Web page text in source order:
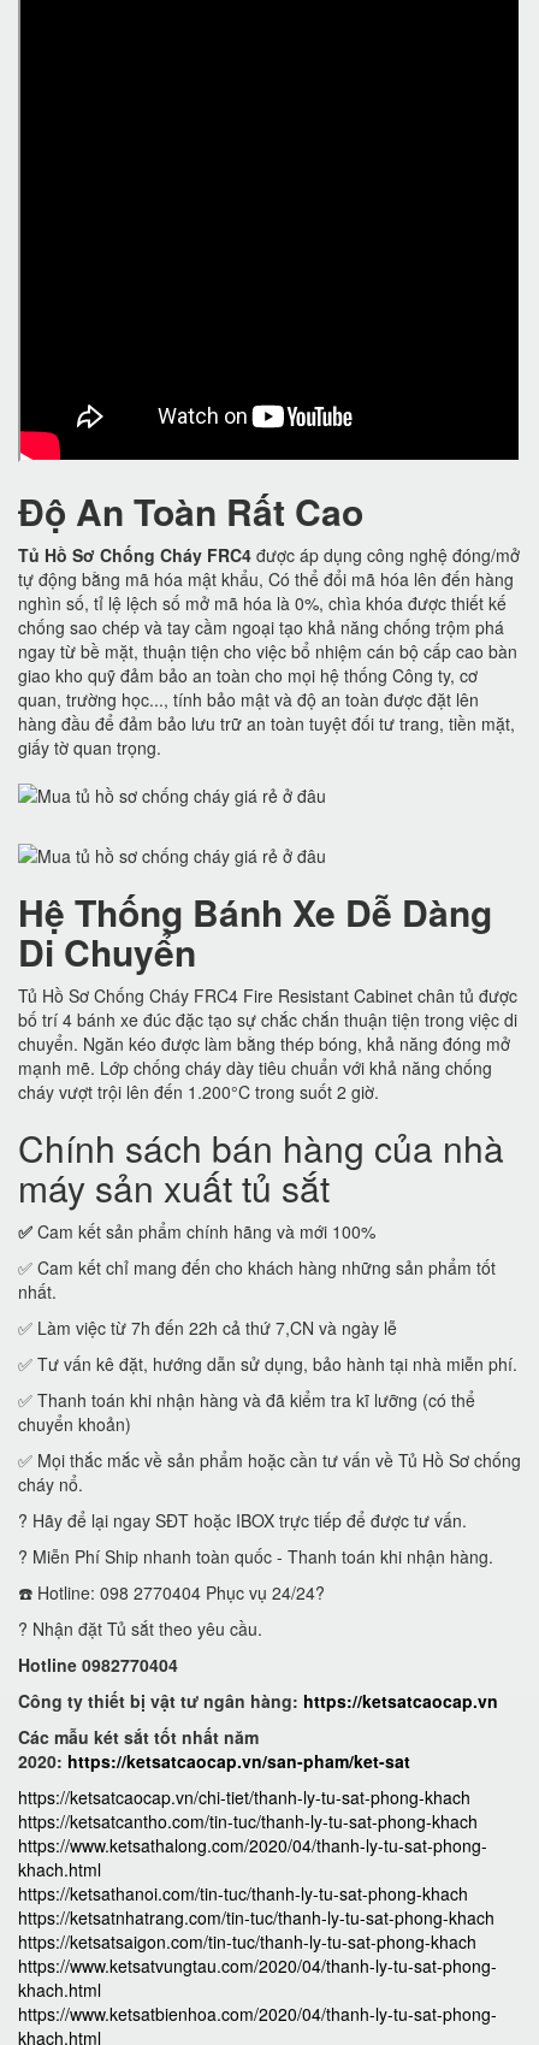
Độ An Toàn Rất Cao
Tủ Hồ Sơ Chống Cháy FRC4 được áp dụng công nghệ đóng/mở
tự động bằng mã hóa mật khẩu, Có thể đổi mã hóa lên đến hàng
nghìn số, tỉ lệ lệch số mở mã hóa là 0%, chìa khóa được thiết kế
chống sao chép và tay cầm ngoại tạo khả năng chống trộm phá
ngay từ bề mặt, thuận tiện cho việc bổ nhiệm cán bộ cấp cao bàn
giao kho quỹ đảm bảo an toàn cho mọi hệ thống Công ty, cơ
quan, trường học..., tính bảo mật và độ an toàn được đặt lên
hàng đầu để đảm bảo lưu trữ an toàn tuyệt đối tư trang, tiền mặt,
giấy tờ quan trọng.
Hệ Thống Bánh Xe Dễ Dàng
Di Chuyển
Tủ Hồ Sơ Chống Cháy FRC4 Fire Resistant Cabinet chân tủ được
bố trí 4 bánh xe đúc đặc tạo sự chắc chắn thuận tiện trong việc di
chuyển. Ngăn kéo được làm bằng thép bóng, khả năng đóng mở
mạnh mẽ. Lớp chống cháy dày tiêu chuẩn với khả năng chống
cháy vượt trội lên đến 1.200°C trong suốt 2 giờ.
Chính sách bán hàng của nhà
máy sản xuất tủ sắt
✅ Cam kết sản phẩm chính hãng và mới 100%
✅ Cam kết chỉ mang đến cho khách hàng những sản phẩm tốt
nhất.
✅ Làm việc từ 7h đến 22h cả thứ 7,CN và ngày lễ
✅ Tư vấn kê đặt, hướng dẫn sử dụng, bảo hành tại nhà miễn phí.
✅ Thanh toán khi nhận hàng và đã kiểm tra kĩ lưỡng (có thể
chuyển khoản)
✅ Mọi thắc mắc về sản phẩm hoặc cần tư vấn về Tủ Hồ Sơ chống
cháy nổ.
? Hãy để lại ngay SĐT hoặc IBOX trực tiếp để được tư vấn.
? Miễn Phí Ship nhanh toàn quốc - Thanh toán khi nhận hàng.
☎️ Hotline: 098 2770404 Phục vụ 24/24?
? Nhận đặt Tủ sắt theo yêu cầu.
Hotline 0982770404
Công ty thiết bị vật tư ngân hàng: https://ketsatcaocap.vn
Các mẫu két sắt tốt nhất năm
2020: https://ketsatcaocap.vn/san-pham/ket-sat
https://ketsatcaocap.vn/chi-tiet/thanh-ly-tu-sat-phong-khach
https://ketsatcantho.com/tin-tuc/thanh-ly-tu-sat-phong-khach
https://www.ketsathalong.com/2020/04/thanh-ly-tu-sat-phong-
khach.html
https://ketsathanoi.com/tin-tuc/thanh-ly-tu-sat-phong-khach
https://ketsatnhatrang.com/tin-tuc/thanh-ly-tu-sat-phong-khach
https://ketsatsaigon.com/tin-tuc/thanh-ly-tu-sat-phong-khach
https://www.ketsatvungtau.com/2020/04/thanh-ly-tu-sat-phong-
khach.html
https://www.ketsatbienhoa.com/2020/04/thanh-ly-tu-sat-phong-
khach.html